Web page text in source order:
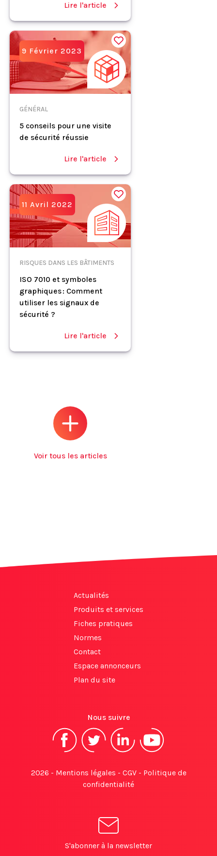
Lire l'article
9 Février 2023
GÉNÉRAL
5 conseils pour une visite
de sécurité réussie
Lire l'article
11 Avril 2022
RISQUES DANS LES BÂTIMENTS
ISO 7010 et symboles
graphiques : Comment
utiliser les signaux de
sécurité ?
Lire l'article
Voir tous les articles
Actualités
Produits et services
Fiches pratiques
Normes
Contact
Espace annonceurs
Plan du site
Nous suivre
2026 - Mentions légales - CGV- Politique de
confidentialité
S'abonner à la newsletter